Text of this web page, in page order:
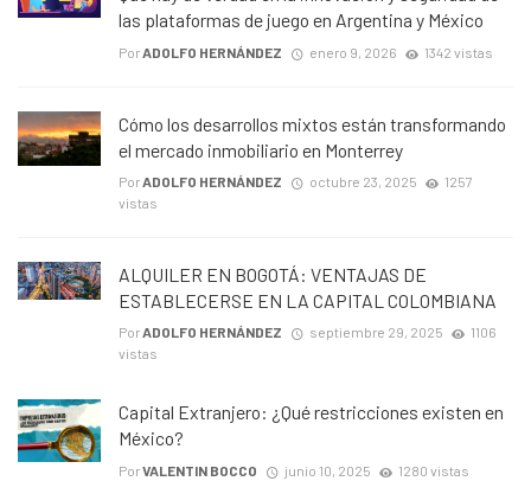
las plataformas de juego en Argentina y México
Por ADOLFO HERNÁNDEZ enero 9, 2026 1342 vistas
Cómo los desarrollos mixtos están transformando
el mercado inmobiliario en Monterrey
PorADOLFO HERNÁNDEZ octubre 23, 2025
1257
vistas
ALQUILER EN BOGOTÁ: VENTAJAS DE
ESTABLECERSE EN LA CAPITAL COLOMBIANA
PorADOLFO HERNÁNDEZ septiembre 29, 2025
1106
vistas
Capital Extranjero: ¿Qué restricciones existen en
México?
PorVALENTIN BOCCO junio 10, 2025 1280 vistas